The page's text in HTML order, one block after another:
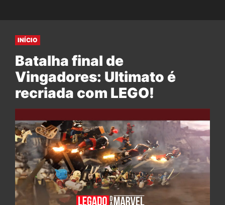
INÍCIO
Batalha final de
Vingadores: Ultimato é
recriada com LEGO!